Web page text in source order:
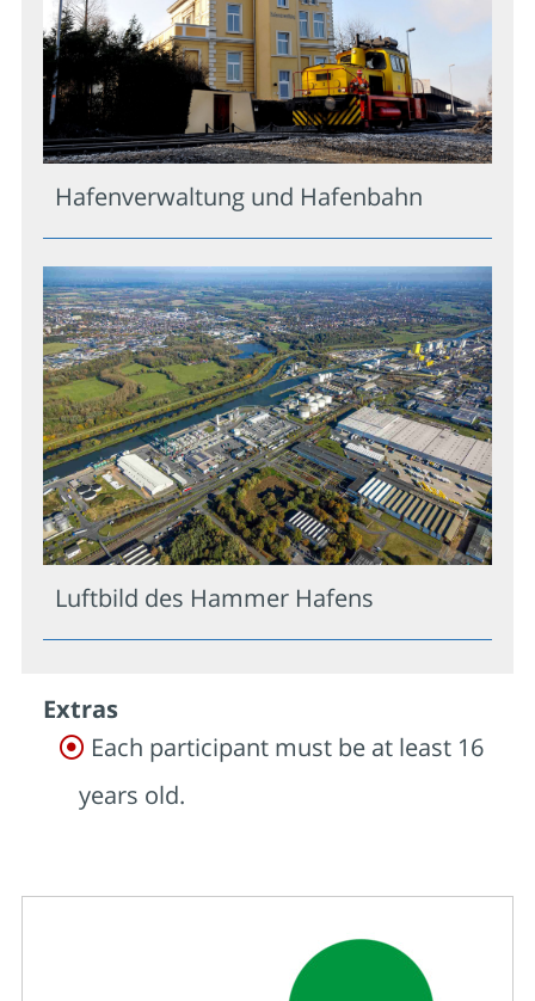
Hafenverwaltung und Hafenbahn
Luftbild des Hammer Hafens
Extras
Each participant must be at least 16
years old.